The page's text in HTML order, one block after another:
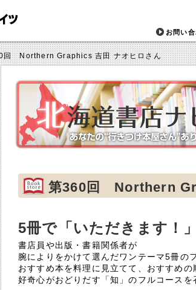
お問い
回 Northern Graphics 吉田 ナオヒロさん
第360回 Northern
5冊で「いただきます！
書店員や出版・書籍関係者が
腕によりをかけて選んだワンテーマ5冊の
おすすめ本を料理に見立てて、おすすめの
好奇心がおどりだす「知」のフルコースを